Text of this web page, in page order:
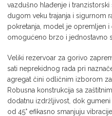
vazdušno hlađenje i
dugom veku trajanja i sigurnom
pokretanja, model je opremljen
omogućeno brzo i jednostavno
Veliki rezervoar za gorivo
sati neprekidnog rada pri
agregat čini odličnim izborom
Robusna konstrukcija sa
dodatnu izdržljivost, dok
od 45° efikasno smanjuju